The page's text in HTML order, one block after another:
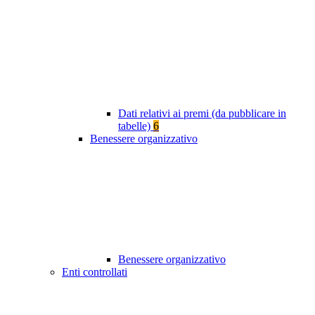
Dati relativi ai premi (da pubblicare in
tabelle) 6
Benessere organizzativo
Benessere organizzativo
Enti controllati